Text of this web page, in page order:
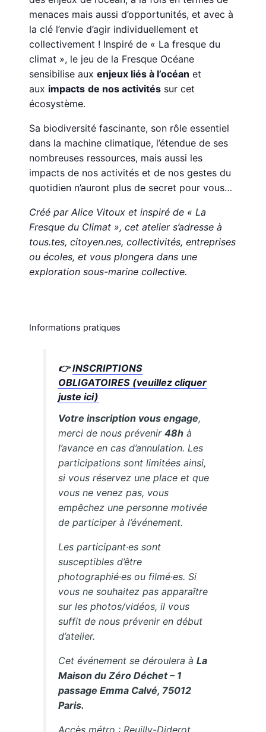
menaces mais aussi d’opportunités, et avec à
la clé l’envie d’agir individuellement et
collectivement ! Inspiré de « La fresque du
climat », le jeu de la Fresque Océane
sensibilise auxenjeux liés à l’océan et
aux impacts de nos activités sur cet
écosystème.
Sa biodiversité fascinante, son rôle essentiel
dans la machine climatique, l’étendue de ses
nombreuses ressources, mais aussi les
impacts de nos activités et de nos gestes du
quotidien n’auront plus de secret pour vous…
Créé par Alice Vitoux et inspiré de « La
Fresque du Climat », cet atelier s’adresse à
tous.tes, citoyen.nes, collectivités, entreprises
ou écoles, et vous plongera dans une
exploration sous-marine collective.
Informations pratiques
👉INSCRIPTIONS
OBLIGATOIRES (veuillez cliquer
juste ici)
Votre inscription vous engage,
merci de nous prévenir48h à
l’avance en cas d’annulation. Les
participations sont limitées ainsi,
si vous réservez une place et que
vous ne venez pas, vous
empêchez une personne motivée
de participer à l’événement.
Les participant·es sont
susceptibles d’être
photographié·es ou filmé·es. Si
vous ne souhaitez pas apparaître
sur les photos/vidéos, il vous
suffit de nous prévenir en début
d’atelier.
Cet événement se déroulera àLa
Maison du Zéro Déchet – 1
passage Emma Calvé, 75012
Paris.